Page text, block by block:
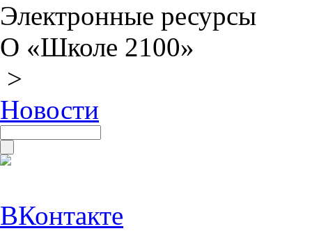
Электронные ресурсы
О «Школе 2100»
>
Новости
ВКонтакте